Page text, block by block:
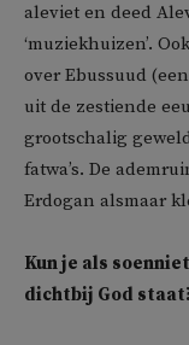
aleviet en deed
‘muziekhuizen’.
over Ebussuud
uit de zestiende
grootschalig
fatwa’s. De
Erdogan alsmaar
Kun je als
dichtbij God